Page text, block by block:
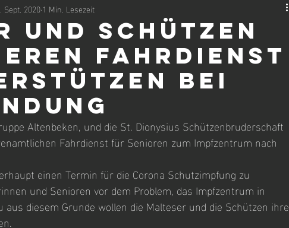
und Schützen
Fahrdienst
bei
Sept. 20201 Min. Lesezeit
Altenbeken, und die St. Dionysius Schützenbruderschaft
Fahrdienst für Senioren zum Impfzentrum nach
einen Termin für die Corona Schutzimpfung zu
und Senioren vor dem Problem, das Impfzentrum in
aus diesem Grunde wollen die Malteser und die Schützen ihre